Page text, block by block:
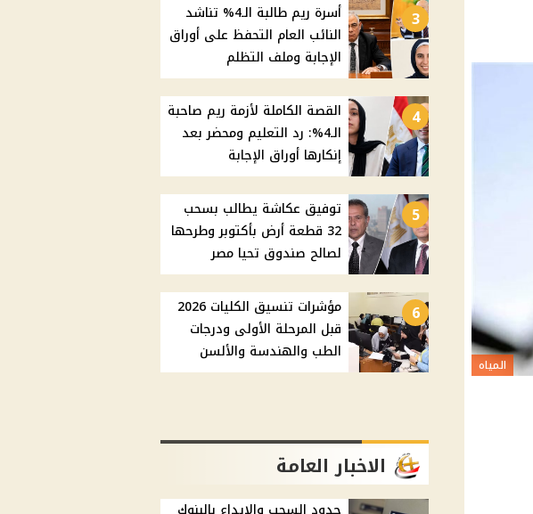
المياه
3
أسرة ريم طالبة الـ4% تناشد
النائب العام التحفظ على أوراق
الإجابة وملف التظلم
4
القصة الكاملة لأزمة ريم صاحبة
الـ4%: رد التعليم ومحضر بعد
إنكارها أوراق الإجابة
5
توفيق عكاشة يطالب بسحب
32 قطعة أرض بأكتوبر وطرحها
لصالح صندوق تحيا مصر
6
مؤشرات تنسيق الكليات 2026
قبل المرحلة الأولى ودرجات
الطب والهندسة والألسن
الاخبار العامة